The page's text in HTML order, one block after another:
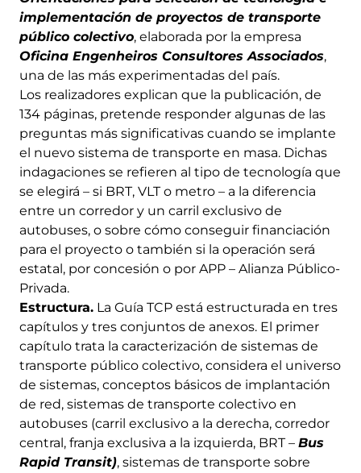
implementación de proyectos de transporte
público colectivo, elaborada por la empresa
Oficina Engenheiros Consultores Associados,
una de las más experimentadas del país.
Los realizadores explican que la publicación, de
134 páginas, pretende responder algunas de las
preguntas más significativas cuando se implante
el nuevo sistema de transporte en masa. Dichas
indagaciones se refieren al tipo de tecnología que
se elegirá – si BRT, VLT o metro – a la diferencia
entre un corredor y un carril exclusivo de
autobuses, o sobre cómo conseguir financiación
para el proyecto o también si la operación será
estatal, por concesión o por APP – Alianza Público-
Privada.
Estructura. La Guía TCP está estructurada en tres
capítulos y tres conjuntos de anexos. El primer
capítulo trata la caracterización de sistemas de
transporte público colectivo, considera el universo
de sistemas, conceptos básicos de implantación
de red, sistemas de transporte colectivo en
autobuses (carril exclusivo a la derecha, corredor
central, franja exclusiva a la izquierda, BRT – Bus
Rapid Transit), sistemas de transporte sobre